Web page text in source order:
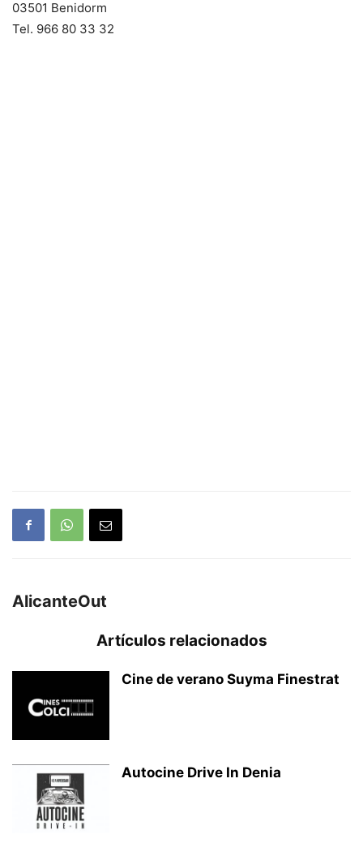
03501 Benidorm
Tel. 966 80 33 32
AlicanteOut
Artículos relacionados
Cine de verano Suyma Finestrat
Autocine Drive In Denia